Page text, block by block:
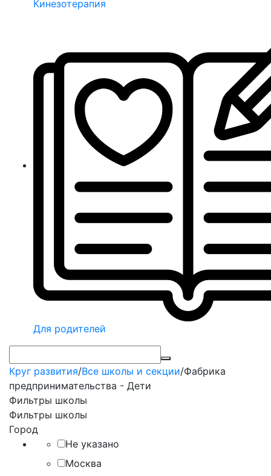
Кинезотерапия
Для родителей
Круг развития/Все школы и секции/Фабрика
предпринимательства - Дети
Фильтры школы
Фильтры школы
Город
Не указано
Москва